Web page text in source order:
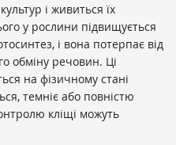
і живиться їх
у рослини підвищується
і вона потерпає від
обміну речовин. Ці
на фізичному стані
темніє або повністю
кліщі можуть